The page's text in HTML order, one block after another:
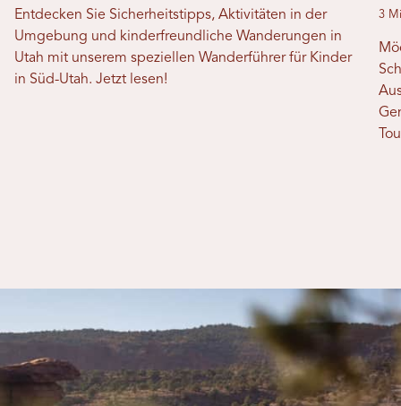
Entdecken Sie Sicherheitstipps, Aktivitäten in der
Umgebung und kinderfreundliche Wanderungen in
Utah mit unserem speziellen Wanderführer für Kinder
in Süd-Utah. Jetzt lesen!
3